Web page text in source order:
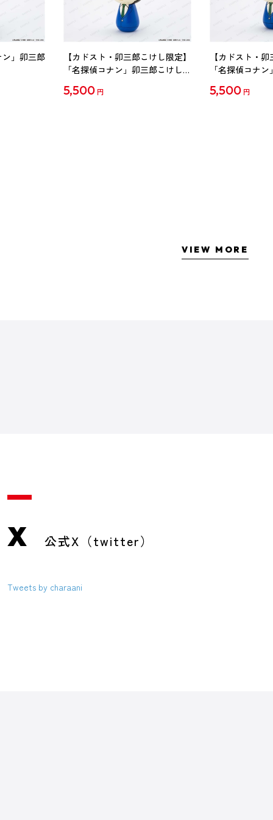
」卯三郎
【カドスト・卯三郎こけし限定】
「名探偵コナン」卯三郎こけし
5,500 円
【カドスト・
「名探偵コナ
5,500 円
VIEW MORE
X 公式X（twitter）
Tweets by charaani